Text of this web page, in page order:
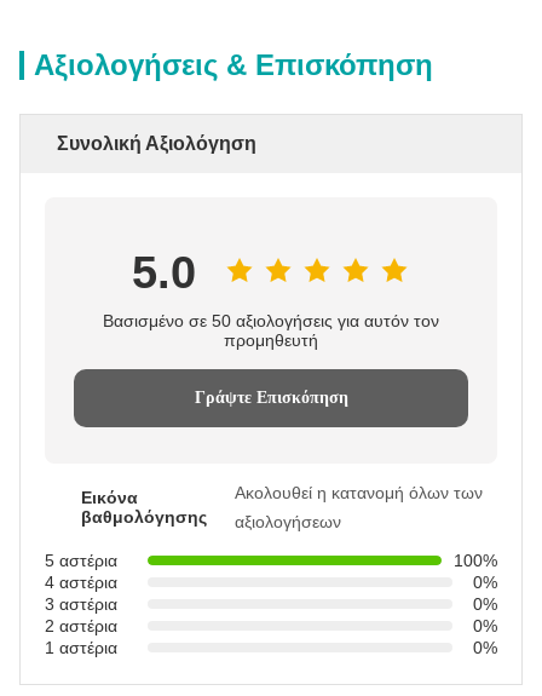
Αξιολογήσεις & Επισκόπηση
Συνολική Αξιολόγηση
5.0
Βασισμένο σε 50 αξιολογήσεις για αυτόν τον
προμηθευτή
Γράψτε Επισκόπηση
Εικόνα
βαθμολόγησης
Ακολουθεί η κατανομή όλων των
αξιολογήσεων
5 αστέρια
100%
4 αστέρια
0%
3 αστέρια
0%
2 αστέρια
0%
1 αστέρια
0%